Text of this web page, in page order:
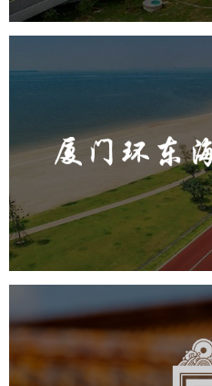
厦门环东
公园 AI人工
人脸识别
智能灯
智能大
故宫